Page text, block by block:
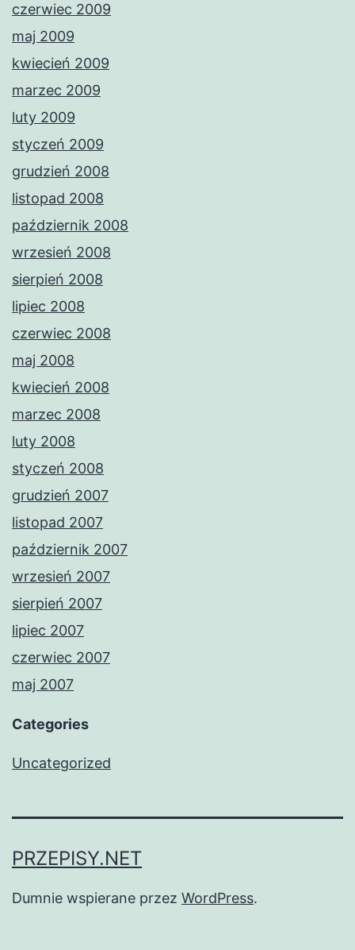
czerwiec 2009
maj 2009
kwiecień 2009
marzec 2009
luty 2009
styczeń 2009
grudzień 2008
listopad 2008
październik 2008
wrzesień 2008
sierpień 2008
lipiec 2008
czerwiec 2008
maj 2008
kwiecień 2008
marzec 2008
luty 2008
styczeń 2008
grudzień 2007
listopad 2007
październik 2007
wrzesień 2007
sierpień 2007
lipiec 2007
czerwiec 2007
maj 2007
Categories
Uncategorized
PRZEPISY.NET
Dumnie wspierane przez WordPress.